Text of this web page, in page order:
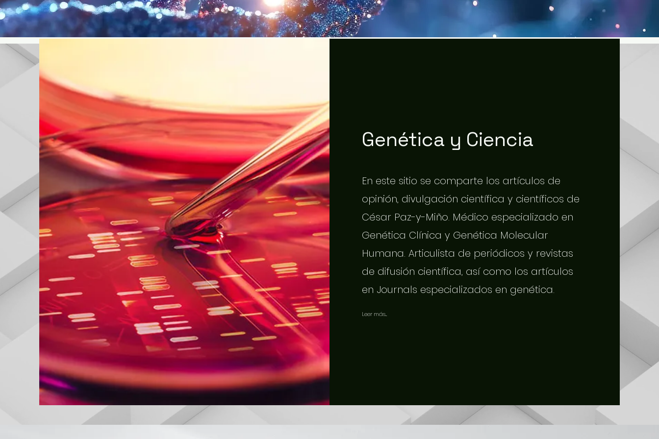
Genética y Ciencia
En este sitio se comparte los artículos de
opinión, divulgación científica y científicos de
César Paz-y-Miño. Médico especializado en
Genética Clínica y Genética Molecular
Humana. Articulista de periódicos y revistas
de difusión científica, así como los artículos
en Journals especializados en genética.
Leer más...